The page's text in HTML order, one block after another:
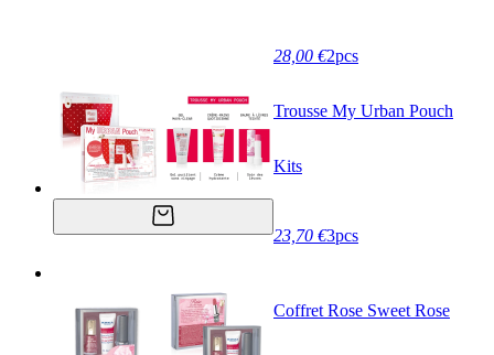
28,00 €2pcs
Trousse My Urban Pouch
Kits
23,70 €3pcs
Coffret Rose Sweet Rose